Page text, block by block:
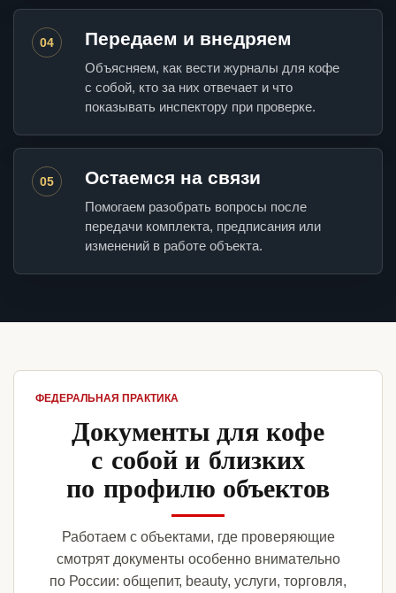
04 Передаем и внедряем
Объясняем, как вести журналы для кофе
с собой, кто за них отвечает и что
показывать инспектору при проверке.
05 Остаемся на связи
Помогаем разобрать вопросы после
передачи комплекта, предписания или
изменений в работе объекта.
ФЕДЕРАЛЬНАЯ ПРАКТИКА
Документы для кофе
с собой и близких
по профилю объектов
Работаем с объектами, где проверяющие
смотрят документы особенно внимательно
по России: общепит, beauty, услуги, торговля,